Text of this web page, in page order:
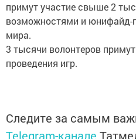
примут участие свыше 2
возможностями и юнифайд-
мира.
3 тысячи волонтеров
проведения игр.
Следите за самым
Telegram-канале